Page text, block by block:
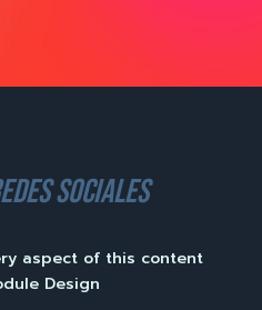
sociales
aspect of this content
Design